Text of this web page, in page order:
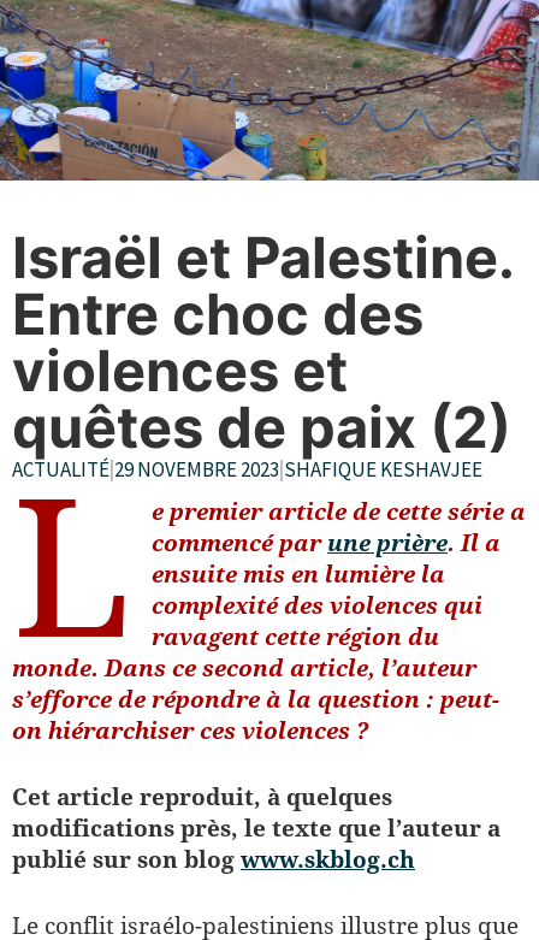
Israël et Palestine.
Entre choc des
violences et
quêtes de paix (2)
ACTUALITÉ 29 NOVEMBRE 2023 SHAFIQUE KESHAVJEE
L
e premier article de cette série a
commencé par une prière. Il a
ensuite mis en lumière la
complexité des violences qui
ravagent cette région du
monde. Dans ce second article, l’auteur
s’efforce de répondre à la question : peut-
on hiérarchiser ces violences ?
Cet article reproduit, à quelques
modifications près, le texte que l’auteur a
publié sur son blog www.skblog.ch
Le conflit israélo-palestiniens illustre plus que